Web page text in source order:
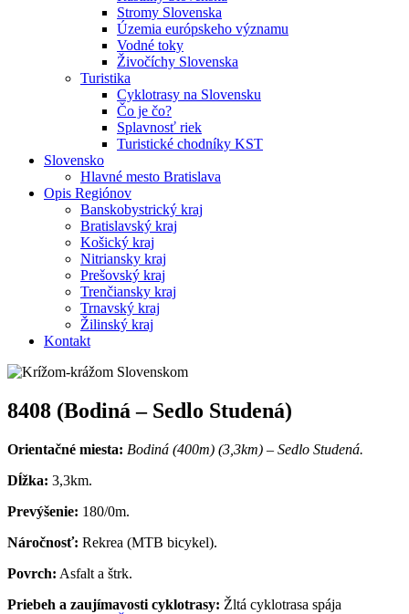
Stromy Slovenska
Územia európskeho významu
Vodné toky
Živočíchy Slovenska
Turistika
Cyklotrasy na Slovensku
Čo je čo?
Splavnosť riek
Turistické chodníky KST
Slovensko
Hlavné mesto Bratislava
Opis Regiónov
Banskobystrický kraj
Bratislavský kraj
Košický kraj
Nitriansky kraj
Prešovský kraj
Trenčiansky kraj
Trnavský kraj
Žilinský kraj
Kontakt
8408 (Bodiná – Sedlo Studená)
Orientačné miesta: Bodiná (400m) (3,3km) – Sedlo Studená.
Dĺžka: 3,3km.
Prevýšenie: 180/0m.
Náročnosť: Rekrea (MTB bicykel).
Povrch: Asfalt a štrk.
Priebeh a zaujímavosti cyklotrasy: Žltá cyklotrasa spája